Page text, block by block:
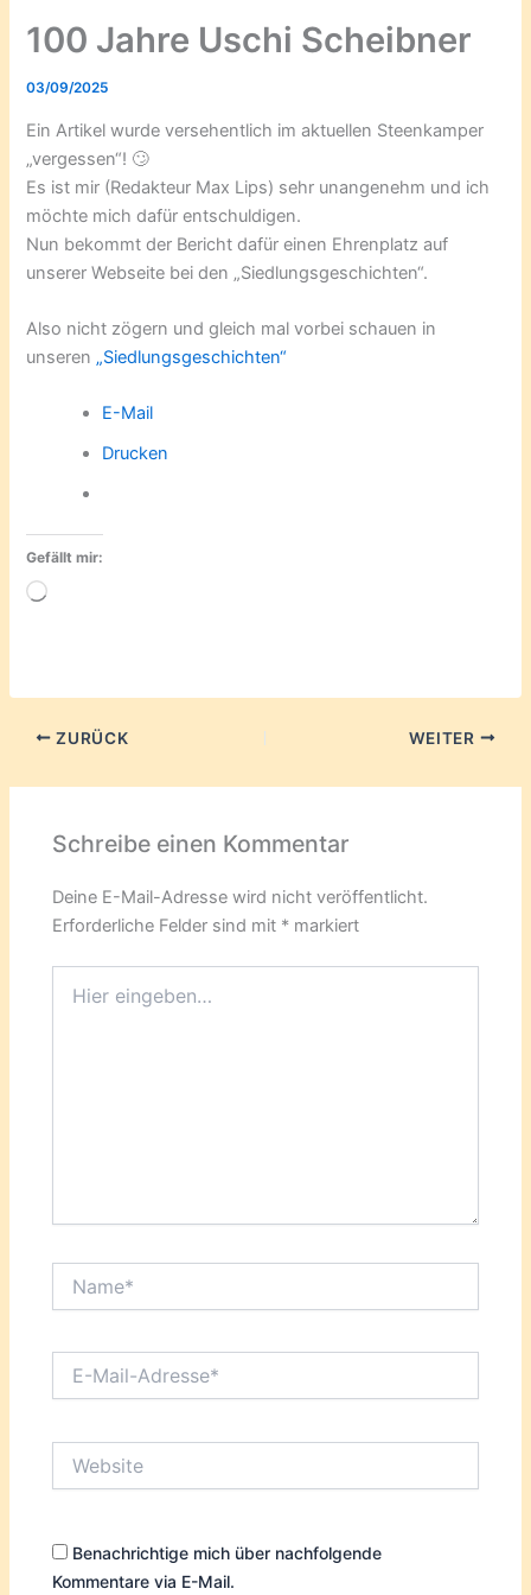
100 Jahre Uschi Scheibner
03/09/2025
Ein Artikel wurde versehentlich im aktuellen Steenkamper
„vergessen“! 🙄
Es ist mir (Redakteur Max Lips) sehr unangenehm und ich
möchte mich dafür entschuldigen.
Nun bekommt der Bericht dafür einen Ehrenplatz auf
unserer Webseite bei den „Siedlungsgeschichten“.
Also nicht zögern und gleich mal vorbei schauen in
unseren „Siedlungsgeschichten“
E-Mail
Drucken
Gefällt mir:
Wird
ZURÜCK WEITER
Schreibe einen Kommentar
Deine E-Mail-Adresse wird nicht veröffentlicht.
Erforderliche Felder sind mit * markiert
eingeben…
Mail-
Benachrichtige mich über nachfolgende
Kommentare via E-Mail.